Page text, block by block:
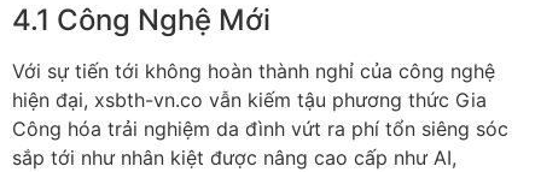
4.1 Công Nghệ Mới
Với sự tiến tới không hoàn thành nghỉ của công nghệ
hiện đại, xsbth-vn.co vẫn kiếm tậu phương thức Gia
Công hóa trải nghiệm da đình vứt ra phí tổn siêng sóc
sắp tới như nhân kiệt được nâng cao cấp như AI,